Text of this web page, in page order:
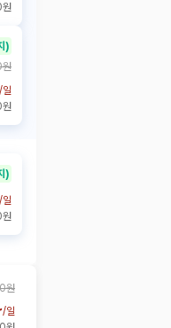
)
/일
)
/일
원
원
/일